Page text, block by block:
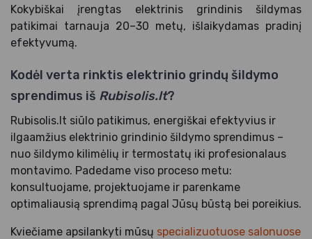
Kokybiškai įrengtas elektrinis grindinis šildymas
patikimai tarnauja 20–30 metų, išlaikydamas pradinį
efektyvumą.
Kodėl verta rinktis elektrinio grindų šildymo
sprendimus iš Rubisolis.lt?
Rubisolis.lt siūlo patikimus, energiškai efektyvius ir
ilgaamžius elektrinio grindinio šildymo sprendimus –
nuo šildymo kilimėlių ir termostatų iki profesionalaus
montavimo. Padedame viso proceso metu:
konsultuojame, projektuojame ir parenkame
optimaliausią sprendimą pagal Jūsų būstą bei poreikius.
Kviečiame apsilankyti mūsų specializuotuose salonuose